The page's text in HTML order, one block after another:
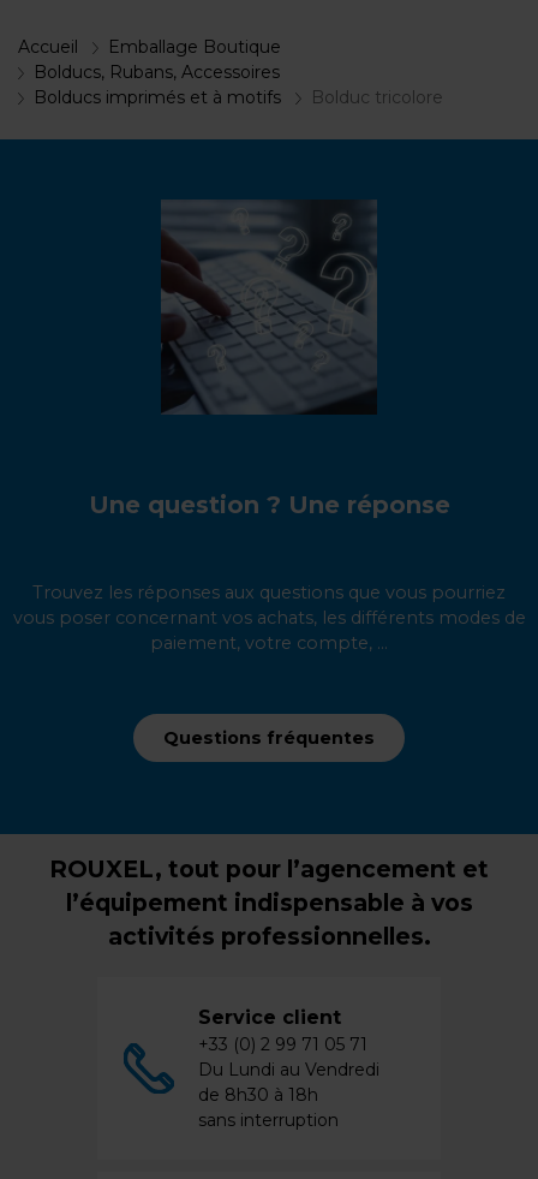
Accueil
Emballage Boutique
Bolducs, Rubans, Accessoires
Bolducs imprimés et à motifs
Bolduc tricolore
Une question ? Une réponse
Trouvez les réponses aux questions que vous pourriez
vous poser concernant vos achats, les différents modes de
paiement, votre compte, ...
Questions fréquentes
ROUXEL, tout pour l’agencement et
l’équipement indispensable à vos
activités professionnelles.
Service client
+33 (0) 2 99 71 05 71
Du Lundi au Vendredi
de 8h30 à 18h
sans interruption